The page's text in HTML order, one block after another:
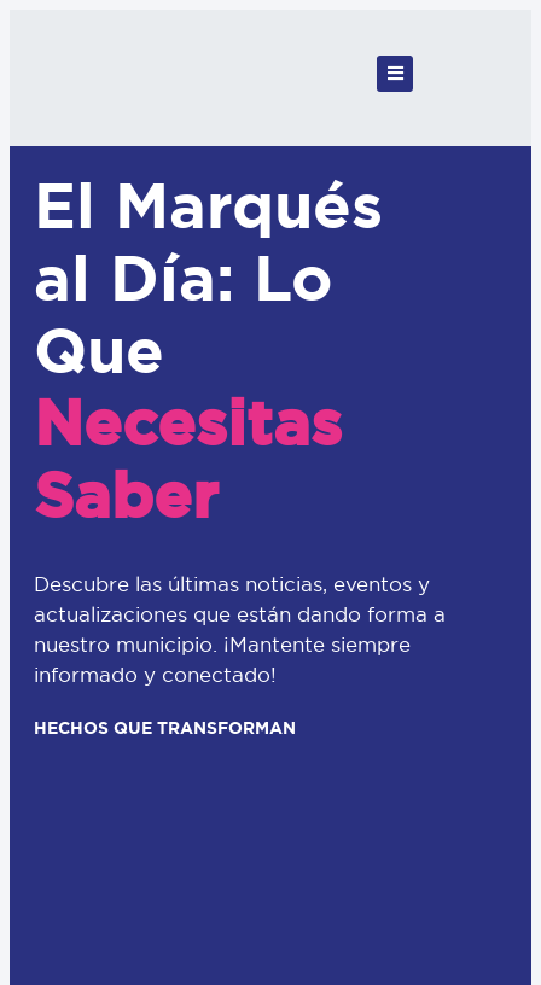
El Marqués
al Día: Lo
Que
Necesitas
Saber
Descubre las últimas noticias, eventos y
actualizaciones que están dando forma a
nuestro municipio. ¡Mantente siempre
informado y conectado!
HECHOS QUE TRANSFORMAN